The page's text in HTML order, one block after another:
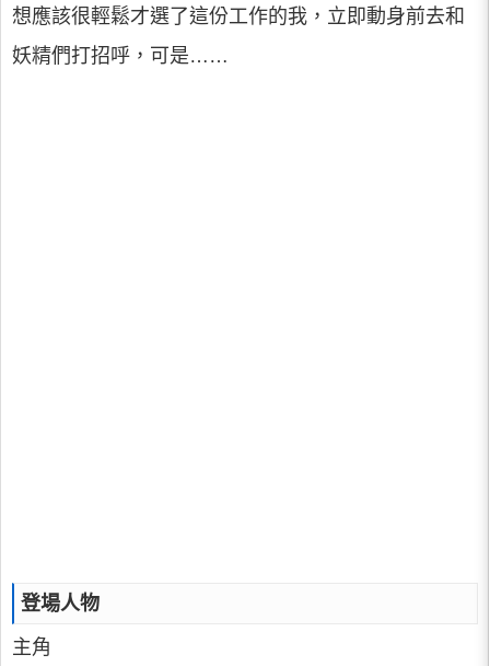
想應該很輕鬆才選了這份工作的我，立即動身前去和
妖精們打招呼，可是……
登場人物
主角